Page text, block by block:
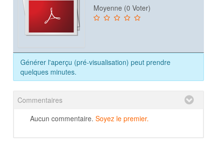
Moyenne (0 Voter)
Générer l'aperçu (pré-visualisation) peut prendre
quelques minutes.
Commentaires
Aucun commentaire. Soyez le premier.